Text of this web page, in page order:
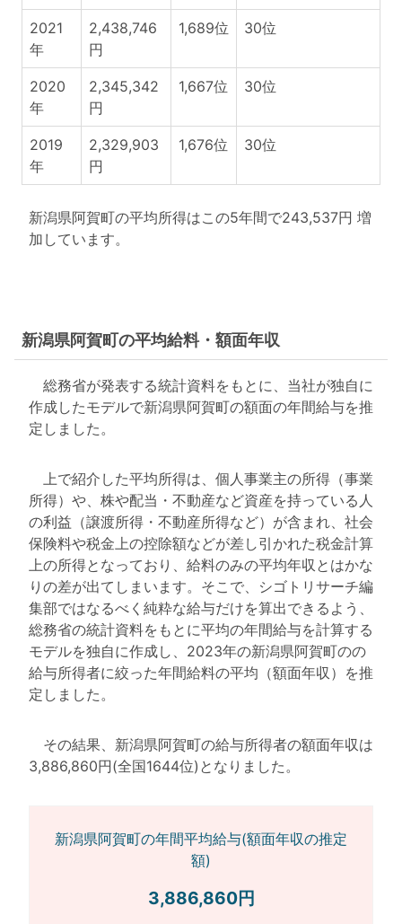
2021
年
2,438,746
円
1,689位 30位
2020
年
2,345,342
円
1,667位 30位
2019
年
2,329,903
円
1,676位 30位
新潟県阿賀町の平均所得はこの5年間で243,537円 増
加しています。
新潟県阿賀町の平均給料・額面年収
総務省が発表する統計資料をもとに、当社が独自に
作成したモデルで新潟県阿賀町の額面の年間給与を推
定しました。
上で紹介した平均所得は、個人事業主の所得（事業
所得）や、株や配当・不動産など資産を持っている人
の利益（譲渡所得・不動産所得など）が含まれ、社会
保険料や税金上の控除額などが差し引かれた税金計算
上の所得となっており、給料のみの平均年収とはかな
りの差が出てしまいます。そこで、シゴトリサーチ編
集部ではなるべく純粋な給与だけを算出できるよう、
総務省の統計資料をもとに平均の年間給与を計算する
モデルを独自に作成し、2023年の新潟県阿賀町のの
給与所得者に絞った年間給料の平均（額面年収）を推
定しました。
その結果、新潟県阿賀町の給与所得者の額面年収は
3,886,860円(全国1644位)となりました。
新潟県阿賀町の年間平均給与(額面年収の推定
額)
3,886,860円